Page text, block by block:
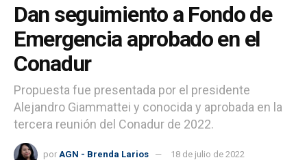
Dan seguimiento a Fondo de
Emergencia aprobado en el
Conadur
Propuesta fue presentada por el presidente
Alejandro Giammattei y conocida y aprobada en la
tercera reunión del Conadur de 2022.
por AGN - Brenda Larios 18 de julio de 2022